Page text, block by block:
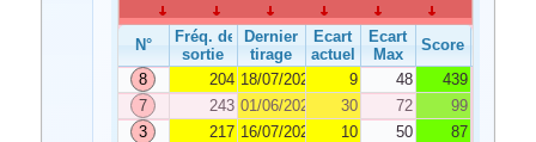
N°
Fréq. de
sortie
Dernier
tirage
Ecart
actuel
Ecart
Max
Score
8
204 18/07/2022 9 48
439
7
243 01/06/2022 30 72
99
3
217 16/07/2022 10 50
87